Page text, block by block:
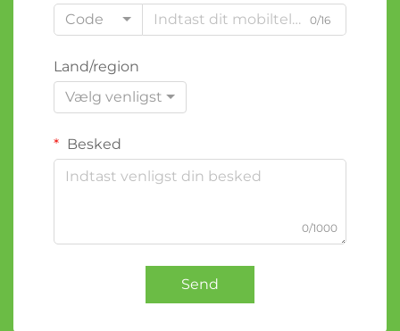
Code
0/16
Land/region
Vælg venligst
Besked
0/1000
Send